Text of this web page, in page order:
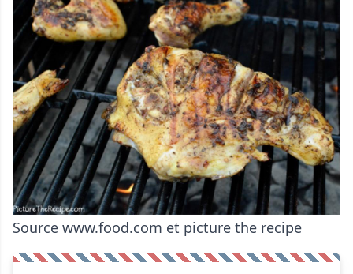
Source www.food.com et picture the recipe